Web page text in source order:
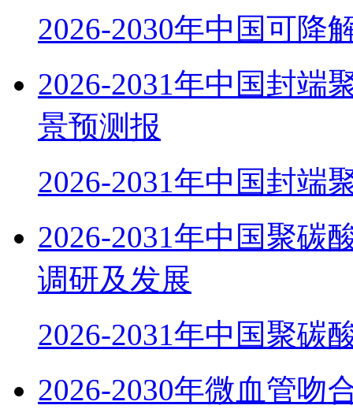
2026-2030年中国可降
2026-2031年中国封端
景预测报
2026-2031年中国封端
2026-2031年中国聚碳
调研及发展
2026-2031年中国聚碳
2026-2030年微血管吻